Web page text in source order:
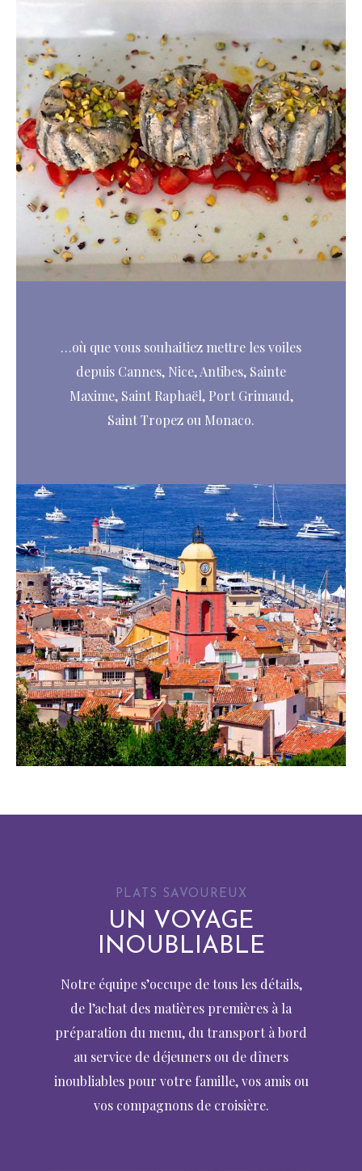
…où que vous souhaitiez mettre les voiles
depuis Cannes, Nice, Antibes, Sainte
Maxime, Saint Raphaël, Port Grimaud,
Saint Tropez ou Monaco.
PLATS SAVOUREUX
UN VOYAGE
INOUBLIABLE
Notre équipe s’occupe de tous les détails,
de l’achat des matières premières à la
préparation du menu, du transport à bord
au service de déjeuners ou de dîners
inoubliables pour votre famille, vos amis ou
vos compagnons de croisière.